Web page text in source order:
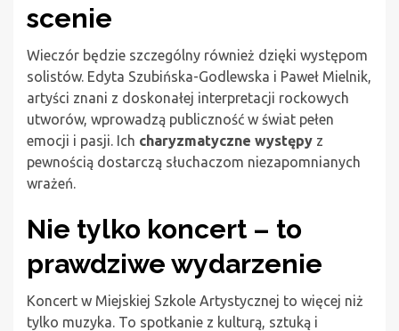
scenie
Wieczór będzie szczególny również dzięki występom
solistów. Edyta Szubińska-Godlewska i Paweł Mielnik,
artyści znani z doskonałej interpretacji rockowych
utworów, wprowadzą publiczność w świat pełen
emocji i pasji. Ich charyzmatyczne występy z
pewnością dostarczą słuchaczom niezapomnianych
wrażeń.
Nie tylko koncert – to
prawdziwe wydarzenie
Koncert w Miejskiej Szkole Artystycznej to więcej niż
tylko muzyka. To spotkanie z kulturą, sztuką i